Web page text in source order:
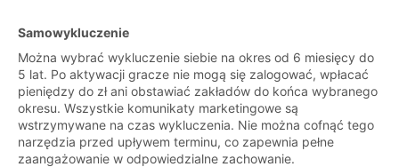
Samowykluczenie
Można wybrać wykluczenie siebie na okres od 6 miesięcy do
5 lat. Po aktywacji gracze nie mogą się zalogować, wpłacać
pieniędzy do zł ani obstawiać zakładów do końca wybranego
okresu. Wszystkie komunikaty marketingowe są
wstrzymywane na czas wykluczenia. Nie można cofnąć tego
narzędzia przed upływem terminu, co zapewnia pełne
zaangażowanie w odpowiedzialne zachowanie.